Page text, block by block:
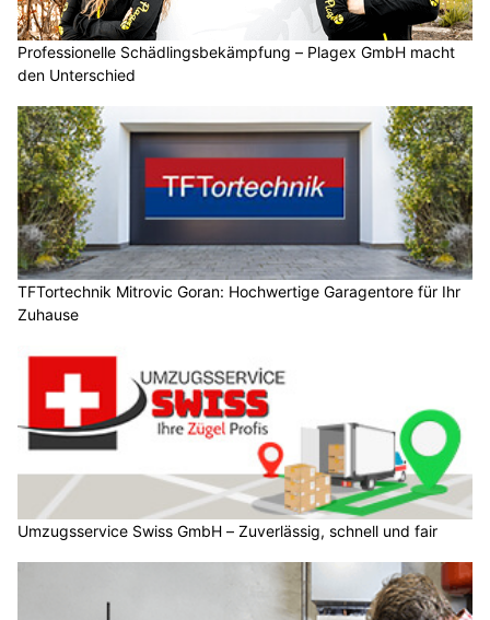
Professionelle Schädlingsbekämpfung – Plagex GmbH macht
den Unterschied
TFTortechnik Mitrovic Goran: Hochwertige Garagentore für Ihr
Zuhause
Umzugsservice Swiss GmbH – Zuverlässig, schnell und fair